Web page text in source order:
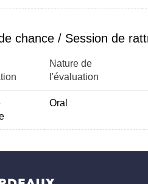
chance / Session de
Nature de
l'évaluation
Oral